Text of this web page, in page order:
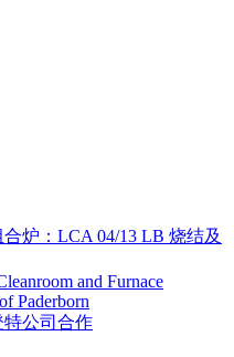
炉：LCA 04/13 LB 烧结及
and Furnace
Paderborn
公司合作